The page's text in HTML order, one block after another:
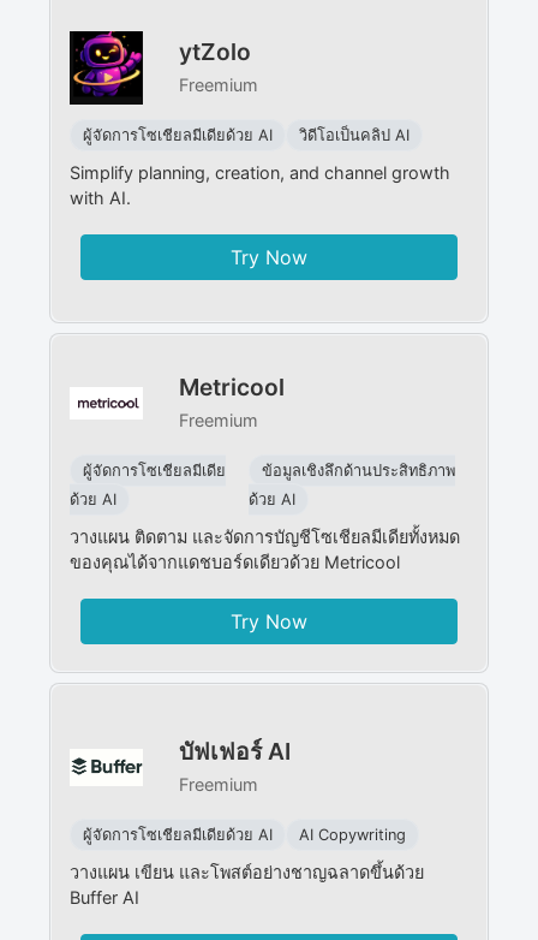
ytZolo
Freemium
ผู้จัดการโซเชียลมีเดียด้วย AI วิดีโอเป็นคลิป AI
Simplify planning, creation, and channel growth
with AI.
Try Now
Metricool
Freemium
ผู้จัดการโซเชียลมีเดีย
ด้วย AI
ข้อมูลเชิงลึกด้านประสิทธิภาพ
ด้วย AI
วางแผน ติดตาม และจัดการบัญชีโซเชียลมีเดียทั้งหมด
ของคุณได้จากแดชบอร์ดเดียวด้วย Metricool
Try Now
บัฟเฟอร์ AI
Freemium
ผู้จัดการโซเชียลมีเดียด้วย AI AI Copywriting
วางแผน เขียน และโพสต์อย่างชาญฉลาดขึ้นด้วย
Buffer AI